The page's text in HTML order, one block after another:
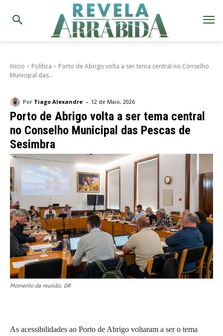
Início Política
Porto de Abrigo volta a ser tema central no Conselho
Municipal das...
Por Tiago Alexandre - 12 de Maio, 2026
Porto de Abrigo volta a ser tema central
no Conselho Municipal das Pescas de
Sesimbra
Momento da reunião. DR
As acessibilidades ao Porto de Abrigo voltaram a ser o tema